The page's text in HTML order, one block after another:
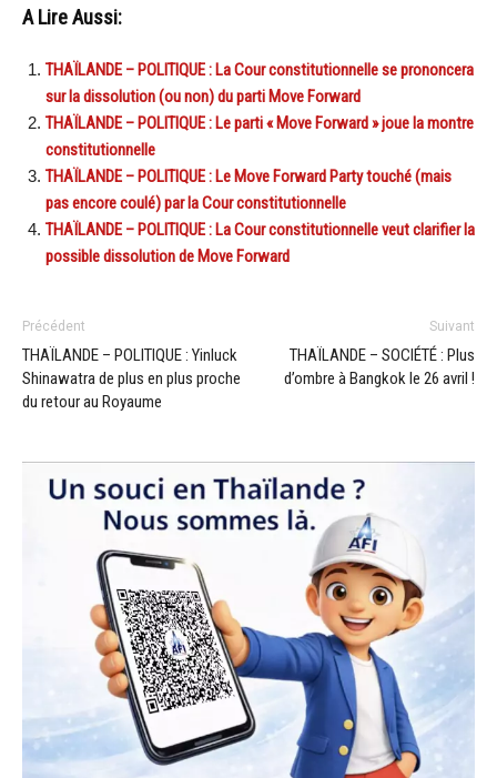
A Lire Aussi:
THAÏLANDE – POLITIQUE : La Cour constitutionnelle se prononcera
sur la dissolution (ou non) du parti Move Forward
THAÏLANDE – POLITIQUE : Le parti « Move Forward » joue la montre
constitutionnelle
THAÏLANDE – POLITIQUE : Le Move Forward Party touché (mais
pas encore coulé) par la Cour constitutionnelle
THAÏLANDE – POLITIQUE : La Cour constitutionnelle veut clarifier la
possible dissolution de Move Forward
Précédent
THAÏLANDE – POLITIQUE : Yinluck
Shinawatra de plus en plus proche
du retour au Royaume
Suivant
THAÏLANDE – SOCIÉTÉ : Plus
d’ombre à Bangkok le 26 avril !